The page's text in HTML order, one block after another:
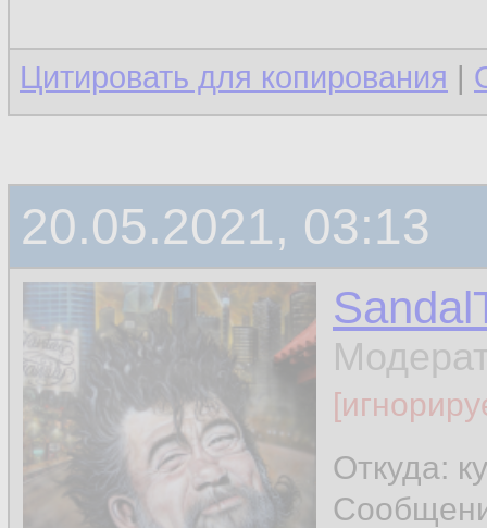
Цитировать для копирования |
20.05.2021, 03:13
Откуда: